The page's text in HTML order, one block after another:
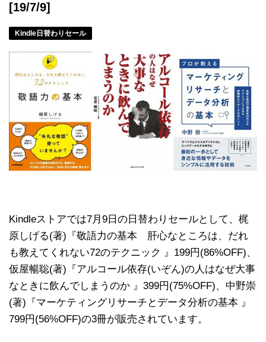
[19/7/9]
Kindle日替わりセール
Kindleストアでは7月9日の日替わりセールとして、梶
原しげる(著)『敬語力の基本 肝心なところは、だれ
も教えてくれない72のテクニック 』199円(86%OFF)、
仮屋暢聡(著)『アルコール依存(いぞん)の人はなぜ大事
なときに飲んでしまうのか 』399円(75%OFF)、中野崇
(著)『マーケティングリサーチとデータ分析の基本 』
799円(56%OFF)の3冊が販売されています。